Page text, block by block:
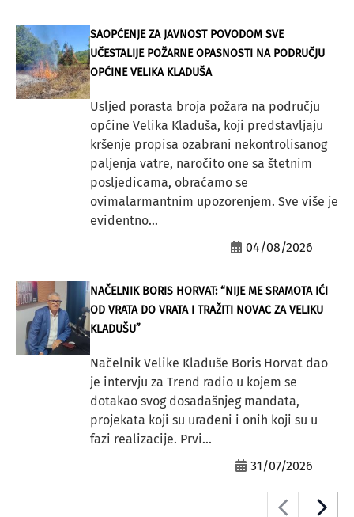
SAOPĆENJE ZA JAVNOST POVODOM SVE
UČESTALIJE POŽARNE OPASNOSTI NA PODRUČJU
OPĆINE VELIKA KLADUŠA
Usljed porasta broja požara na području
općine Velika Kladuša, koji predstavljaju
kršenje propisa ozabrani nekontrolisanog
paljenja vatre, naročito one sa štetnim
posljedicama, obraćamo se
ovimalarmantnim upozorenjem. Sve više je
evidentno...
04/08/2026
NAČELNIK BORIS HORVAT: “NIJE ME SRAMOTA IĆI
OD VRATA DO VRATA I TRAŽITI NOVAC ZA VELIKU
KLADUŠU”
Načelnik Velike Kladuše Boris Horvat dao
je intervju za Trend radio u kojem se
dotakao svog dosadašnjeg mandata,
projekata koji su urađeni i onih koji su u
fazi realizacije. Prvi...
31/07/2026